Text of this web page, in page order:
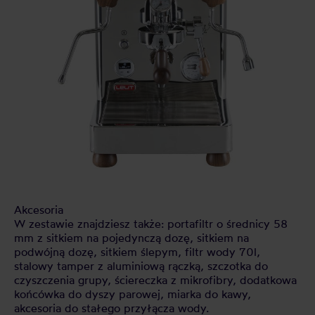
Akcesoria
W zestawie znajdziesz także: portafiltr o średnicy 58
mm z sitkiem na pojedynczą dozę, sitkiem na
podwójną dozę, sitkiem ślepym, filtr wody 70l,
stalowy tamper z aluminiową rączką, szczotka do
czyszczenia grupy, ściereczka z mikrofibry, dodatkowa
końcówka do dyszy parowej, miarka do kawy,
akcesoria do stałego przyłącza wody.